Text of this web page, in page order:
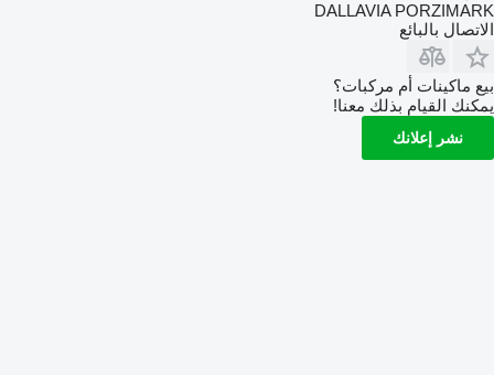
DALLAVIA PORZIMARK
الاتصال بالبائع
بيع ماكينات أم مركبات؟
يمكنك القيام بذلك معنا!
نشر إعلانك